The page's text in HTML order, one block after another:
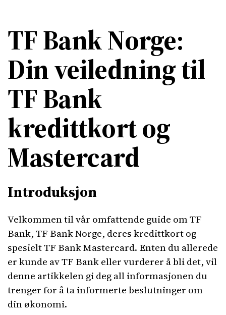
TF Bank Norge:
Din veiledning til
TF Bank
kredittkort og
Mastercard
Introduksjon
Velkommen til vår omfattende guide om TF
Bank, TF Bank Norge, deres kredittkort og
spesielt TF Bank Mastercard. Enten du allerede
er kunde av TF Bank eller vurderer å bli det, vil
denne artikkelen gi deg all informasjonen du
trenger for å ta informerte beslutninger om
din økonomi.